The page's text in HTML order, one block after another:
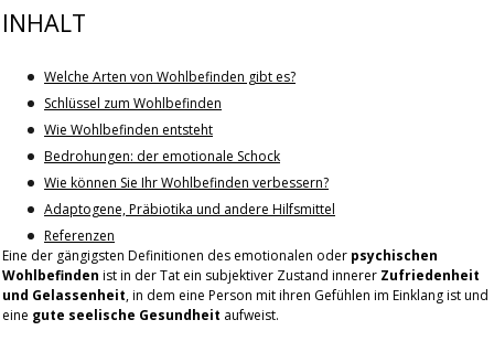
INHALT
Welche Arten von Wohlbefinden gibt es?
Schlüssel zum Wohlbefinden
Wie Wohlbefinden entsteht
Bedrohungen: der emotionale Schock
Wie können Sie Ihr Wohlbefinden verbessern?
Adaptogene, Präbiotika und andere Hilfsmittel
Referenzen
Eine der gängigsten Definitionen des emotionalen oder psychischen
Wohlbefinden ist in der Tat ein subjektiver Zustand innerer Zufriedenheit
und Gelassenheit, in dem eine Person mit ihren Gefühlen im Einklang ist und
eine gute seelische Gesundheit aufweist.